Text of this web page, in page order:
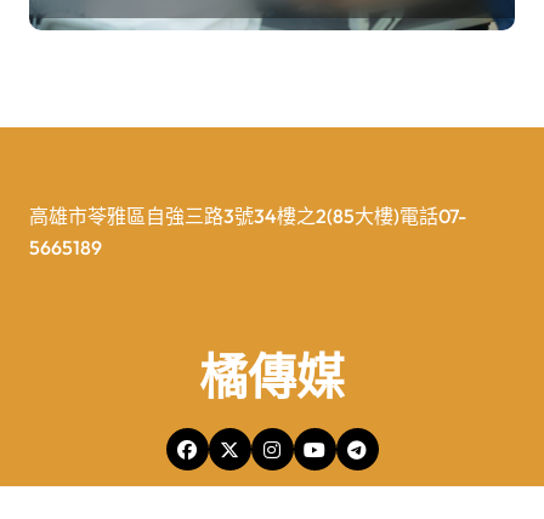
高雄市苓雅區自強三路3號34樓之2(85大樓)電話07-
5665189
橘傳媒